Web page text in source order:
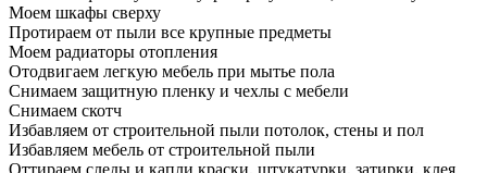
Моем шкафы сверху
Протираем от пыли все крупные предметы
Моем радиаторы отопления
Отодвигаем легкую мебель при мытье пола
Снимаем защитную пленку и чехлы с мебели
Снимаем скотч
Избавляем от строительной пыли потолок, стены и пол
Избавляем мебель от строительной пыли
Оттираем следы и капли краски, штукатурки, затирки, клея